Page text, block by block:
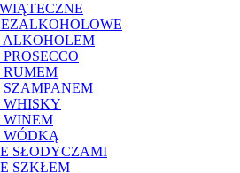
ALKOHOLEM
RUMEM
SZAMPANEM
WHISKY
WINEM
WÓDKĄ
SŁODYCZAMI
SZKŁEM